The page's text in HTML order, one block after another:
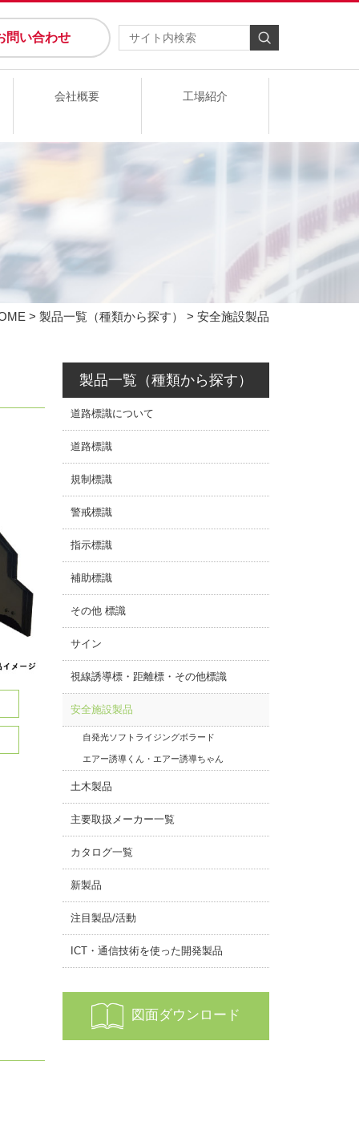
問い合わせ
会社概要 工場紹介
> 製品一覧（種類から探す） > 安全施設製品
製品一覧（種類から探す）
道路標識について
道路標識
規制標識
警戒標識
指示標識
補助標識
その他 標識
サイン
視線誘導標・距離標・その他標識
安全施設製品
自発光ソフトライジングボラード
エアー誘導くん・エアー誘導ちゃん
土木製品
主要取扱メーカー一覧
カタログ一覧
新製品
注目製品/活動
ICT・通信技術を使った開発製品
図面ダウンロード